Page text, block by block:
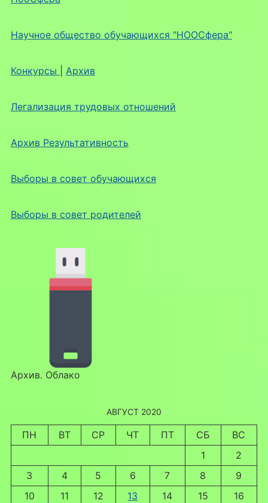
Научное общество обучающихся "НООСфера"
Конкурсы Архив
Легализация трудовых отношений
Архив Результативность
Выборы в совет обучающихся
Выборы в совет родителей
Архив. Облако
АВГУСТ 2020
ПН ВТ СР ЧТ ПТ СБ
ВС
1
2
3
4 5 6 7 8
9
10
11 12 13 14 15
16